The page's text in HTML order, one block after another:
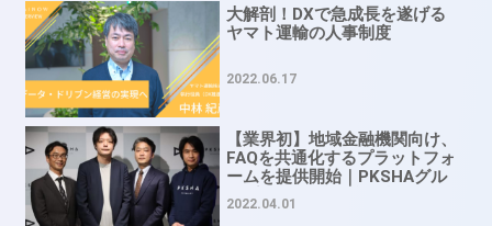
大解剖！DXで急成長を遂げる
ヤマト運輸の人事制度
2022.06.17
【業界初】地域金融機関向け、
FAQを共通化するプラットフォ
ームを提供開始｜PKSHAグル
ープAI SaaS事業戦略説明会
2022.04.01